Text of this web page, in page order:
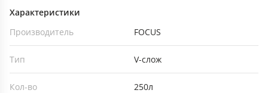
Характеристики
Производитель
FOCUS
Тип V-слож
Кол-во 250л